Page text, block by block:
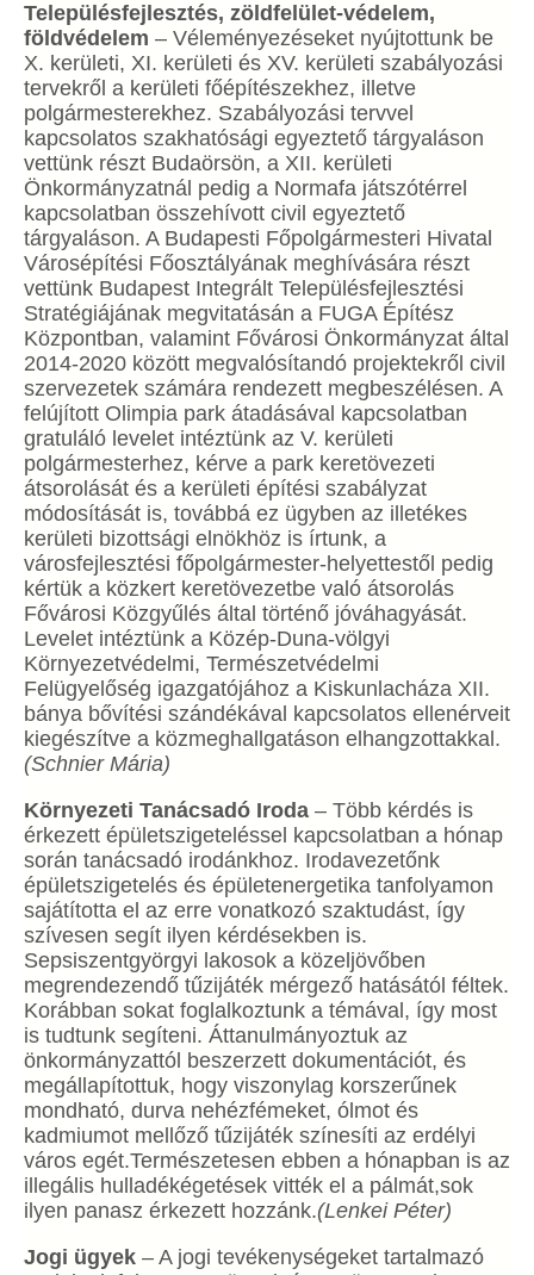
Településfejlesztés, zöldfelület-védelem,
földvédelem – Véleményezéseket nyújtottunk be
X. kerületi, XI. kerületi és XV. kerületi szabályozási
tervekről a kerületi főépítészekhez, illetve
polgármesterekhez. Szabályozási tervvel
kapcsolatos szakhatósági egyeztető tárgyaláson
vettünk részt Budaörsön, a XII. kerületi
Önkormányzatnál pedig a Normafa játszótérrel
kapcsolatban összehívott civil egyeztető
tárgyaláson. A Budapesti Főpolgármesteri Hivatal
Városépítési Főosztályának meghívására részt
vettünk Budapest Integrált Településfejlesztési
Stratégiájának megvitatásán a FUGA Építész
Központban, valamint Fővárosi Önkormányzat által
2014-2020 között megvalósítandó projektekről civil
szervezetek számára rendezett megbeszélésen. A
felújított Olimpia park átadásával kapcsolatban
gratuláló levelet intéztünk az V. kerületi
polgármesterhez, kérve a park keretövezeti
átsorolását és a kerületi építési szabályzat
módosítását is, továbbá ez ügyben az illetékes
kerületi bizottsági elnökhöz is írtunk, a
városfejlesztési főpolgármester-helyettestől pedig
kértük a közkert keretövezetbe való átsorolás
Fővárosi Közgyűlés által történő jóváhagyását.
Levelet intéztünk a Közép-Duna-völgyi
Környezetvédelmi, Természetvédelmi
Felügyelőség igazgatójához a Kiskunlacháza XII.
bánya bővítési szándékával kapcsolatos ellenérveit
kiegészítve a közmeghallgatáson elhangzottakkal.
(Schnier Mária)
Környezeti Tanácsadó Iroda – Több kérdés is
érkezett épületszigeteléssel kapcsolatban a hónap
során tanácsadó irodánkhoz. Irodavezetőnk
épületszigetelés és épületenergetika tanfolyamon
sajátította el az erre vonatkozó szaktudást, így
szívesen segít ilyen kérdésekben is.
Sepsiszentgyörgyi lakosok a közeljövőben
megrendezendő tűzijáték mérgező hatásától féltek.
Korábban sokat foglalkoztunk a témával, így most
is tudtunk segíteni. Áttanulmányoztuk az
önkormányzattól beszerzett dokumentációt, és
megállapítottuk, hogy viszonylag korszerűnek
mondható, durva nehézfémeket, ólmot és
kadmiumot mellőző tűzijáték színesíti az erdélyi
város egét.Természetesen ebben a hónapban is az
illegális hulladékégetések vitték el a pálmát,sok
ilyen panasz érkezett hozzánk.(Lenkei Péter)
Jogi ügyek – A jogi tevékenységeket tartalmazó